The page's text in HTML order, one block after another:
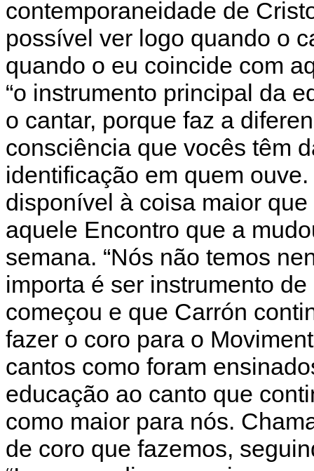
contemporaneidade de
possível ver logo quando o
quando o eu coincide com
“o instrumento principal da
o cantar, porque faz a
consciência que vocês têm
identificação em quem ouve.
disponível à coisa maior
aquele Encontro que a
semana. “Nós não temos
importa é ser instrumento
começou e que Carrón
fazer o coro para o
cantos como foram
educação ao canto que
como maior para nós.
de coro que fazemos,